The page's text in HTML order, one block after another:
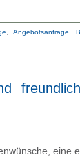
Angebotsanfrage
eine